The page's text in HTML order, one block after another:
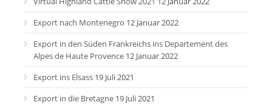
Export nach Montenegro 12 Januar 2022
Export in den Süden Frankreichs ins Departement des
Alpes de Haute Provence 12 Januar 2022
Export ins Elsass 19 Juli 2021
Export in die Bretagne 19 Juli 2021